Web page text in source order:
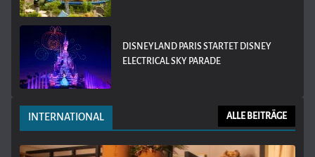
DISNEYLAND PARIS STARTET DISNEY
ELECTRICAL SKY PARADE
INTERNATIONAL ALLE BEITRÄGE